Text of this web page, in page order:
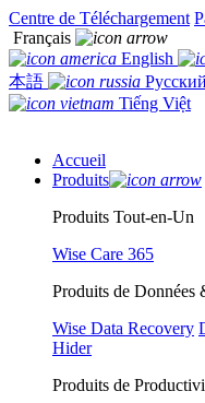
Centre de Téléchargement
Français
English
本語
Русский
Tiếng Việt
Accueil
Produits
Produits Tout-en-Un
Wise Care 365
Produits de Données
Wise Data Recovery
Hider
Produits de